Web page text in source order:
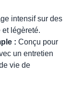
intensif sur des
légèreté.
: Conçu pour
un entretien
vie de